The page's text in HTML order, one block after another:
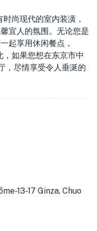
尚现代的室内装潢，
宜人的氛围。无论您是
起享用休闲餐点，
如果您想在东京市中
，尽情享受令人垂涎的
13-17 Ginza, Chuo